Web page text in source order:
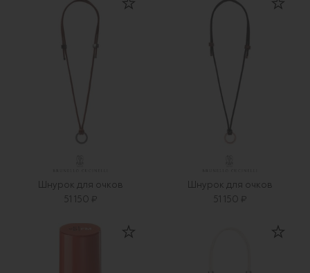
Шнурок для очков
51 150 ₽
Шнурок для очков
51 150 ₽